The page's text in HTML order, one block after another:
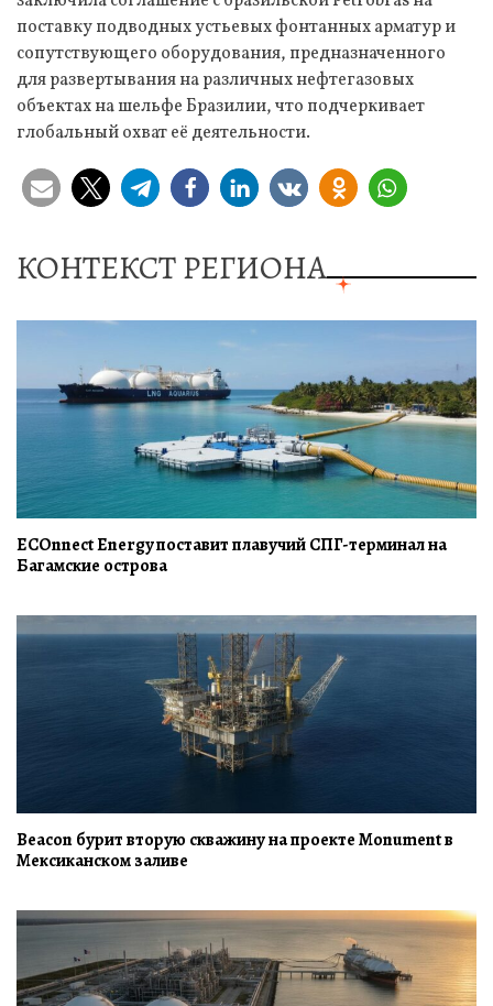
поставку подводных устьевых фонтанных арматур и
сопутствующего оборудования, предназначенного
для развертывания на различных нефтегазовых
объектах на шельфе Бразилии, что подчеркивает
глобальный охват её деятельности.
КОНТЕКСТ РЕГИОНА
ECOnnect Energy поставит плавучий СПГ-терминал на
Багамские острова
Beacon бурит вторую скважину на проекте Monument в
Мексиканском заливе